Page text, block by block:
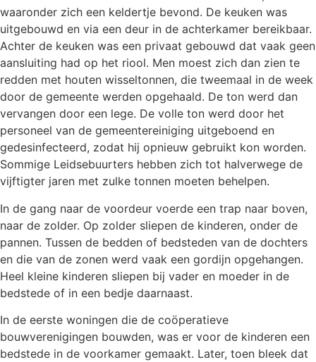
waaronder zich een keldertje bevond. De keuken was
uitgebouwd en via een deur in de achterkamer bereikbaar.
Achter de keuken was een privaat gebouwd dat vaak geen
aansluiting had op het riool. Men moest zich dan zien te
redden met houten wisseltonnen, die tweemaal in de week
door de gemeente werden opgehaald. De ton werd dan
vervangen door een lege. De volle ton werd door het
personeel van de gemeentereiniging uitgeboend en
gedesinfecteerd, zodat hij opnieuw gebruikt kon worden.
Sommige Leidsebuurters hebben zich tot halverwege de
vijftigter jaren met zulke tonnen moeten behelpen.
In de gang naar de voordeur voerde een trap naar boven,
naar de zolder. Op zolder sliepen de kinderen, onder de
pannen. Tussen de bedden of bedsteden van de dochters
en die van de zonen werd vaak een gordijn opgehangen.
Heel kleine kinderen sliepen bij vader en moeder in de
bedstede of in een bedje daarnaast.
In de eerste woningen die de coöperatieve
bouwverenigingen bouwden, was er voor de kinderen een
bedstede in de voorkamer gemaakt. Later, toen bleek dat